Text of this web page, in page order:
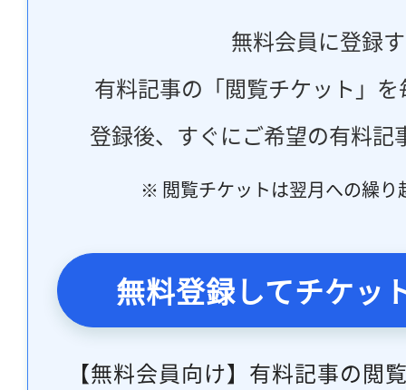
無料会員に登録
有料記事の「閲覧チケット」
登録後、すぐにご希望の有料記
※ 閲覧チケットは翌月への繰り
無料登録してチケッ
【無料会員向け】有料記事の閲